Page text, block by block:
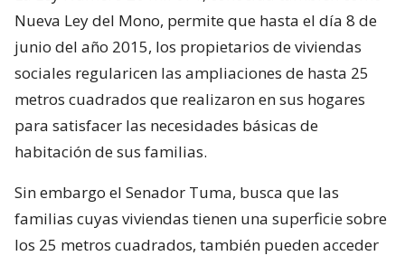
Nueva Ley del Mono, permite que hasta el día 8 de
junio del año 2015, los propietarios de viviendas
sociales regularicen las ampliaciones de hasta 25
metros cuadrados que realizaron en sus hogares
para satisfacer las necesidades básicas de
habitación de sus familias.
Sin embargo el Senador Tuma, busca que las
familias cuyas viviendas tienen una superficie sobre
los 25 metros cuadrados, también pueden acceder